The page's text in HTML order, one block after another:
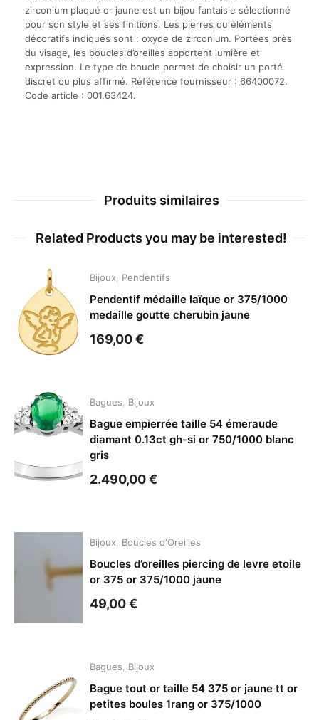
zirconium plaqué or jaune est un bijou fantaisie sélectionné
pour son style et ses finitions. Les pierres ou éléments
décoratifs indiqués sont : oxyde de zirconium. Portées près
du visage, les boucles d’oreilles apportent lumière et
expression. Le type de boucle permet de choisir un porté
discret ou plus affirmé. Référence fournisseur : 66400072.
Code article : 001.63424.
Produits similaires
Related Products you may be interested!
Bijoux Pendentifs
Pendentif médaille laïque or 375/1000
medaille goutte cherubin jaune
169,00€
Bagues Bijoux
Bague empierrée taille 54 émeraude
diamant 0.13ct gh-si or 750/1000 blanc
gris
2.490,00€
Bijoux Boucles d'Oreilles
Boucles d’oreilles piercing de levre etoile
or 375 or 375/1000 jaune
49,00€
Bagues Bijoux
Bague tout or taille 54 375 or jaune tt or
petites boules 1rang or 375/1000